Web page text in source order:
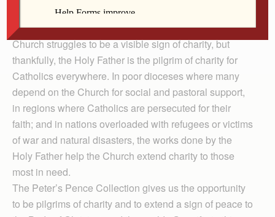
things, endures all things. (1 Cor 13:7)
There are many places around the globe where the
Church struggles to be a visible sign of charity, but
thankfully, the Holy Father is the pilgrim of charity for
Catholics everywhere. In poor dioceses where many
depend on the Church for social and pastoral support,
in regions where Catholics are persecuted for their
faith; and in nations overloaded with refugees or victims
of war and natural disasters, the works done by the
Holy Father help the Church extend charity to those
most in need.
The Peter’s Pence Collection gives us the opportunity
to be pilgrims of charity and to extend a sign of peace to